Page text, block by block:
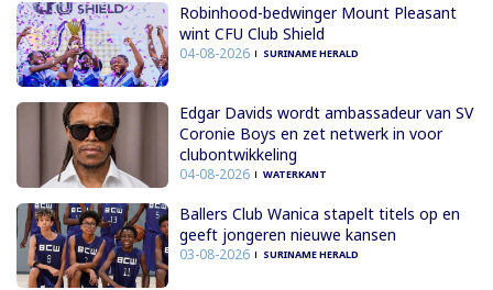
Robinhood-bedwinger Mount Pleasant
wint CFU Club Shield
04-08-2026 SURINAME HERALD
Edgar Davids wordt ambassadeur van SV
Coronie Boys en zet netwerk in voor
clubontwikkeling
04-08-2026 WATERKANT
Ballers Club Wanica stapelt titels op en
geeft jongeren nieuwe kansen
03-08-2026 SURINAME HERALD